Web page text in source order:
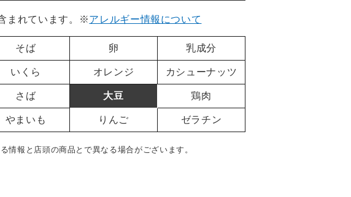
まれています。 ※アレルギー情報について
そば 卵 乳成分
いくら オレンジ カシューナッツ
さば 大豆 鶏肉
やまいも りんご ゼラチン
報と店頭の商品とで異なる場合がございます。